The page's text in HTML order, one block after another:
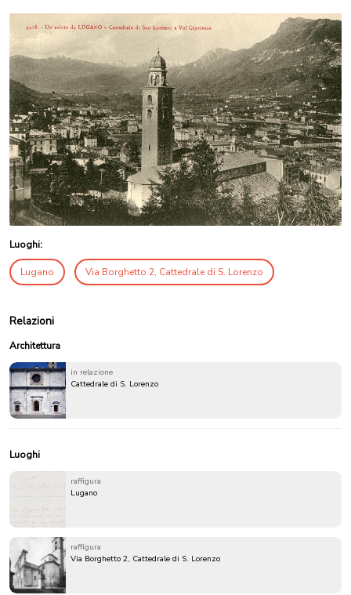
Luoghi:
Lugano Via Borghetto 2, Cattedrale di S. Lorenzo
Relazioni
Architettura
in relazione
Cattedrale di S. Lorenzo
Luoghi
raffigura
Lugano
raffigura
Via Borghetto 2, Cattedrale di S. Lorenzo